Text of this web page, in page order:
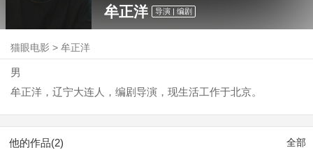
牟正洋 导演 | 编剧
猫眼电影 >牟正洋
男
牟正洋，辽宁大连人，编剧导演，现生活工作于北京。
他的作品(2) 全部